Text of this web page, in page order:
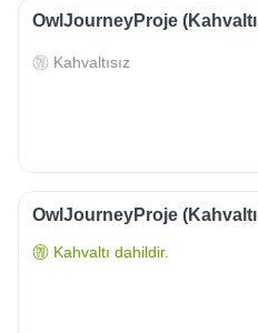
OwlJourneyProje
Kahvaltısız
OwlJourneyProje
Kahvaltı dahildir.